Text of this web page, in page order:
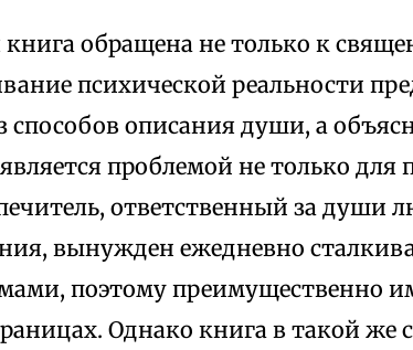
обращена не только к
психической реальности
способов описания души, а
проблемой не только для
ответственный за души
вынужден ежедневно
поэтому преимущественно
Однако книга в такой же